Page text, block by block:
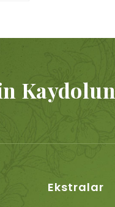
Kaydolun
Ekstralar